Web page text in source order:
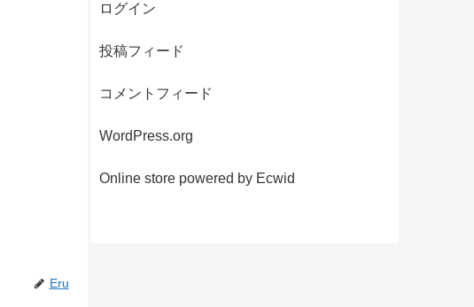
Eru
ログイン
投稿フィード
コメントフィード
WordPress.org
Online store powered by Ecwid